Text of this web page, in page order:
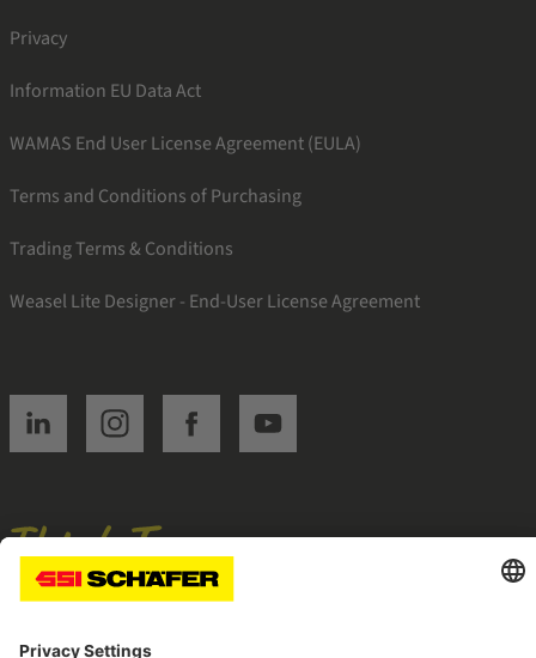
Privacy
Information EU Data Act
WAMAS End User License Agreement (EULA)
Terms and Conditions of Purchasing
Trading Terms & Conditions
Weasel Lite Designer - End-User License Agreement
SSI linkedinSSI instagramSSI facebookSSI youtube